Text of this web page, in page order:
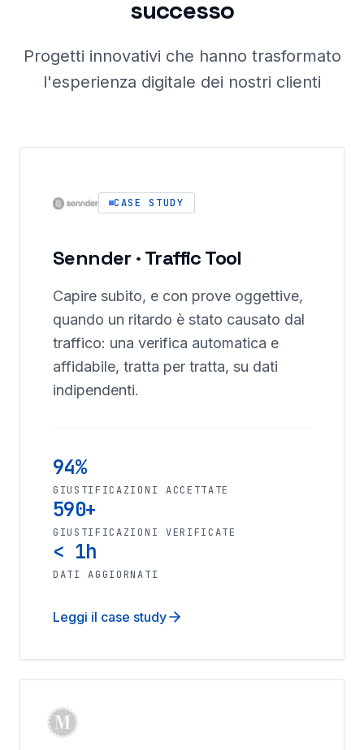
successo
Progetti innovativi che hanno trasformato
l'esperienza digitale dei nostri clienti
CASE STUDY
Sennder · Traffic Tool
Capire subito, e con prove oggettive,
quando un ritardo è stato causato dal
traffico: una verifica automatica e
affidabile, tratta per tratta, su dati
indipendenti.
94%
GIUSTIFICAZIONI ACCETTATE
590+
GIUSTIFICAZIONI VERIFICATE
< 1h
DATI AGGIORNATI
Leggi il case study